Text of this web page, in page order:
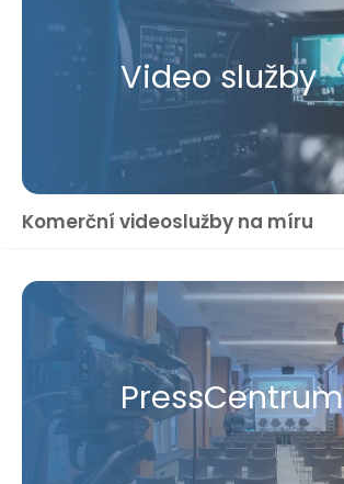
Video služby
Komerční videoslužby na míru
Press​Centrum